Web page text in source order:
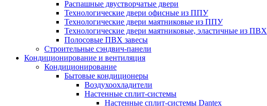
Распашные двустворчатые двери
Технологические двери офисные из ППУ
Технологические двери маятниковые из ППУ
Технологические двери маятниковые, эластичные из ПВХ
Полосовые ПВХ завесы
Строительные сэндвич-панели
Кондиционирование и вентиляция
Кондиционирование
Бытовые кондиционеры
Воздухоохладители
Настенные сплит-системы
Настенные сплит-системы Dantex